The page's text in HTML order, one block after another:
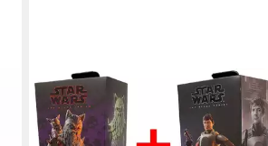
STAR WARS
Actionfigur 2er-Set Star Wars The
Black Series F5009 Din Djarin